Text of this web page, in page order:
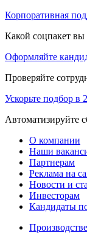
Корпоративная
Какой соцпакет вы
Оформляйте
Проверяйте
Ускорьте подбор в
Автоматизируйте
О компании
Наши
Партнерам
Реклама на
Новости и
Инвесторам
Кандидаты